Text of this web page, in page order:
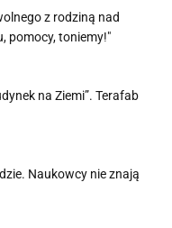
z rodziną nad
pomocy, toniemy!"
na Ziemi”. Terafab
Naukowcy nie znają